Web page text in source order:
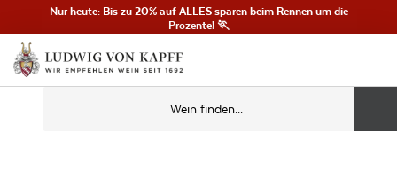
Nur heute: Bis zu 20% auf ALLES sparen beim Rennen um die
Prozente! 🏃